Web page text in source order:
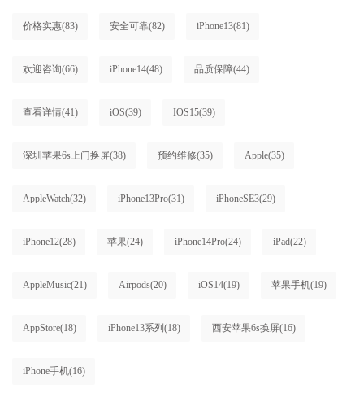
价格实惠(83) 安全可靠(82) iPhone13(81)
欢迎咨询(66) iPhone14(48) 品质保障(44)
查看详情(41) iOS(39) IOS15(39)
深圳苹果6s上门换屏(38) 预约维修(35) Apple(35)
AppleWatch(32) iPhone13Pro(31) iPhoneSE3(29)
iPhone12(28) 苹果(24) iPhone14Pro(24) iPad(22)
AppleMusic(21) Airpods(20) iOS14(19) 苹果手机(19)
AppStore(18) iPhone13系列 (18) 西安苹果6s换屏(16)
iPhone手机(16)